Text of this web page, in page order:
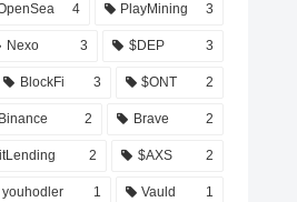
4 PlayMining 3
Nexo 3 $DEP 3
BlockFi 3 $ONT 2
Binance 2 Brave 2
2 $AXS 2
youhodler 1 Vauld 1